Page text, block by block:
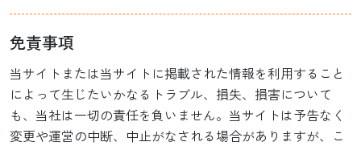
免責事項
当サイトまたは当サイトに掲載された情報を利用すること
によって生じたいかなるトラブル、損失、損害について
も、当社は一切の責任を負いません。当サイトは予告なく
変更や運営の中断、中止がなされる場合がありますが、こ